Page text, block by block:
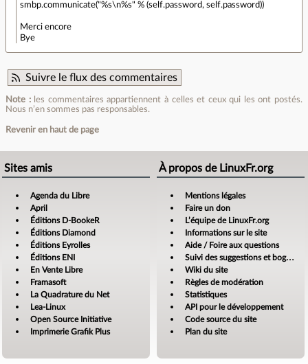
smbp.communicate("%s\n%s" % (self.password, self.password))
Merci encore
Bye
Suivre le flux des commentaires
Note :les commentaires appartiennent à celles et ceux qui les ont postés.
Nous n’en sommes pas responsables.
Revenir en haut de page
Sites amis
Agenda du Libre
April
Éditions D-BookeR
Éditions Diamond
Éditions Eyrolles
Éditions ENI
En Vente Libre
Framasoft
La Quadrature du Net
Lea-Linux
Open Source Initiative
Imprimerie Grafik Plus
À propos de LinuxFr.org
Mentions légales
Faire un don
L’équipe de LinuxFr.org
Informations sur le site
Aide / Foire aux questions
Suivi des suggestions et bogues
Wiki du site
Règles de modération
Statistiques
API pour le développement
Code source du site
Plan du site